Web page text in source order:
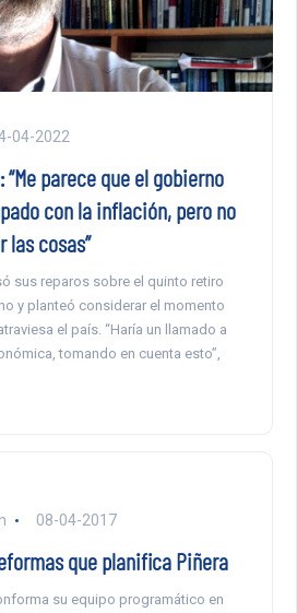
04-2022
parece que el gobierno
con la inflación, pero no
las cosas”
sus reparos sobre el quinto retiro
y planteó considerar el momento
el país. “Haría un llamado a
tomando en cuenta esto”,
08-04-2017
que planifica Piñera
su equipo programático en